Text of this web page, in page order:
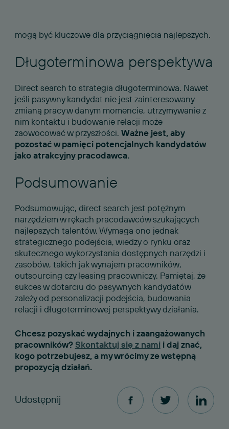
mogą być kluczowe dla przyciągnięcia najlepszych.
Długoterminowa perspektywa
Direct search to strategia długoterminowa. Nawet
jeśli pasywny kandydat nie jest zainteresowany
zmianą pracy w danym momencie, utrzymywanie z
nim kontaktu i budowanie relacji może
zaowocować w przyszłości. Ważne jest, aby
pozostać w pamięci potencjalnych kandydatów
jako atrakcyjny pracodawca.
Podsumowanie
Podsumowując, direct search jest potężnym
narzędziem w rękach pracodawców szukających
najlepszych talentów. Wymaga ono jednak
strategicznego podejścia, wiedzy o rynku oraz
skutecznego wykorzystania dostępnych narzędzi i
zasobów, takich jak wynajem pracowników,
outsourcing czy leasing pracowniczy. Pamiętaj, że
sukces w dotarciu do pasywnych kandydatów
zależy od personalizacji podejścia, budowania
relacji i długoterminowej perspektywy działania.
Chcesz pozyskać wydajnych i zaangażowanych
pracowników?Skontaktuj się z namii daj znać,
kogo potrzebujesz, a my wrócimy ze wstępną
propozycją działań.
Udostępnij